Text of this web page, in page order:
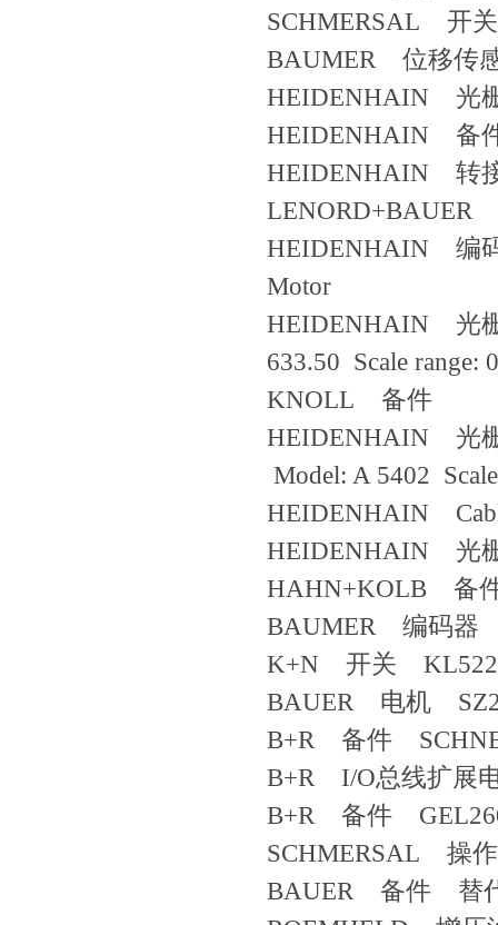
SCHMERSAL 开
BAUMER 位移传
HEIDENHAIN 光
HEIDENHAIN 备
HEIDENHAIN 转
HEIDENHAIN 编码
Motor
HEIDENHAIN 光
633.50 Scale range:
KNOLL 备件
HEIDENHAIN 光
Model: A 5402
HEIDENHAIN
HEIDENHAIN 光
HAHN+KOLB 备
BAUMER 编码器
K+N 开关
BAUER 电机
B+R 备件
B+R I/O总线扩展
B+R 备件
SCHMERSAL 操
BAUER 备件 替